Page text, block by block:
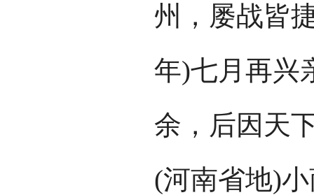
州，屡战皆
年)七月再兴
余，后因天
(河南省地)